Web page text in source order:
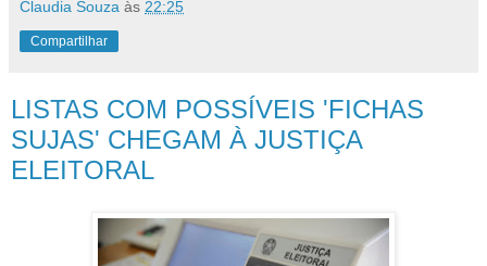
Claudia Souza às 22:25
Compartilhar
LISTAS COM POSSÍVEIS 'FICHAS
SUJAS' CHEGAM À JUSTIÇA
ELEITORAL